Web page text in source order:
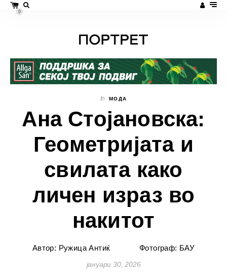
0
In МОДА
Ана Стојановска:
Геометријата и
свилата како
личен израз во
накитот
Автор: Ружица Антиќ Фотограф: БАУ
јануари 30, 2026